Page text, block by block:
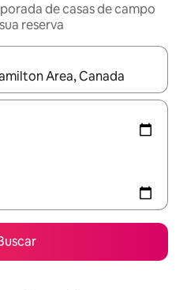
de casas de campo
reserva
disponíveis, explore-os